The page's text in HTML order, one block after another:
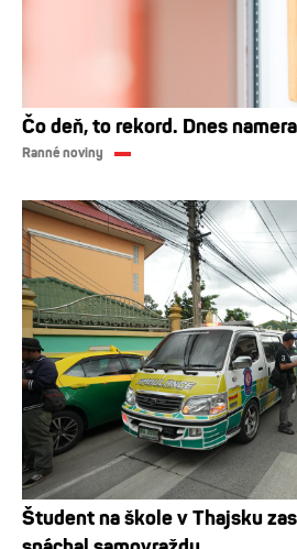
Čo deň, to rekord. Dnes
Ranné noviny
Študent na škole v Thajsku